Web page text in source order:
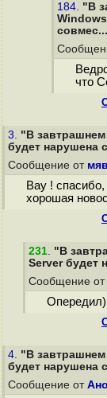
184. "В
что
3. "В
будет нарушена
Сообщение от мяв
Вау !
хорошая
231. "В
Server будет
Сообщение от
Опередил)
4. "В
будет нарушена
Сообщение от